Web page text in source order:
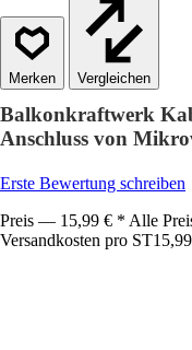
Vergleichen
Balkonkraftwerk
Anschluss von
Erste Bewertung schreiben
Preis — 15,99 € * Alle
Versandkosten pro ST